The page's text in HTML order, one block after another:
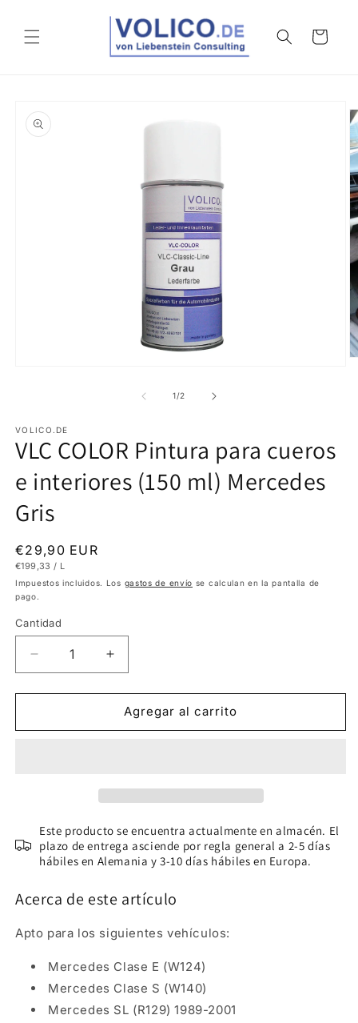
al contenido
Carrito
a la
información
una
ventana
modal
1/de
2
VOLICO.DE
VLC COLOR Pintura para cueros
e interiores (150 ml) Mercedes
Gris
Precio
habitual
€29,90 EUR
PRECIO
€199,33 / POR
L
Impuestos incluidos. Los gastos de envío se calculan en la pantalla de
pago.
Cantidad
Reducir
cantidad
para
COLOR
(150
ml)
Mercedes
Aumentar
cantidad
para
VLC
COLOR
(150
ml)
Mercedes
Agregar al carrito
Este producto se encuentra actualmente en almacén. El
plazo de entrega asciende por regla general a 2-5 días
hábiles en Alemania y 3-10 días hábiles en Europa.
Acerca de este artículo
Apto para los siguientes vehículos:
Mercedes Clase E (W124)
Mercedes Clase S (W140)
Mercedes SL (R129) 1989-2001